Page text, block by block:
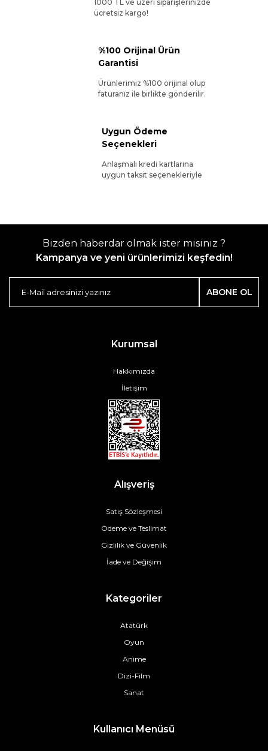
1000 TL ve üzeri siparişlerinizde
ücretsiz kargo!
%100 Orijinal Ürün
Garantisi
Ürünlerimiz %100 orijinal olup
faturanız ile birlikte gönderilir.
Uygun Ödeme
Seçenekleri
Anlaşmalı kredi kartlarına
uygun taksit seçenekleriyle
Bizden haberdar olmak ister misiniz ?
Kampanya ve yeni ürünlerimizi keşfedin!
ABONE OL
Kurumsal
Hakkımızda
İletişim
Alışveriş
Satış Sözleşmesi
Ödeme ve Teslimat
Gizlilik ve Güvenlik
İade ve Değişim
Kategoriler
Atatürk
Oyun
Anime
Dizi-Film
Sanat
Kullanıcı Menüsü